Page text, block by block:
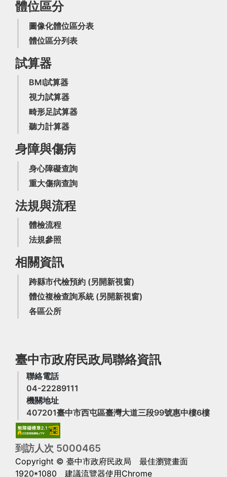
體位區分
圖像化體位區分表
體位區分列表
試算器
BMI試算器
視力試算器
畸形足試算器
聽力計算器
身障與傷病
身心障礙查詢
重大傷病查詢
法規與流程
體檢流程
法規參照
相關資訊
跨縣市代檢預約 (另開新視窗)
體位複檢查詢系統 (另開新視窗)
各區公所
臺中市政府民政局聯絡資訊
聯絡電話
04-22289111
機關地址
407201臺中市西屯區臺灣大道三段99號惠中樓6樓(另
到訪人次 5000465
Copyright © 臺中市政府民政局 最佳瀏覽畫面
1920*1080 建議流覽器使用Chrome